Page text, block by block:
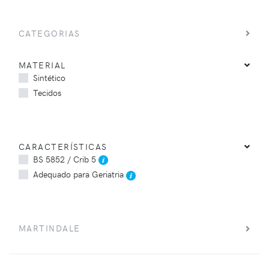
CATEGORIAS
MATERIAL
Sintético
Tecidos
CARACTERÍSTICAS
BS 5852 / Crib 5
Adequado para Geriatria
MARTINDALE